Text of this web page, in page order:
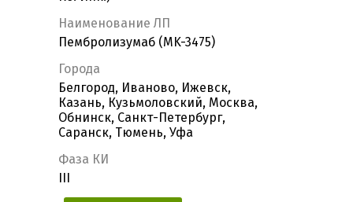
Наименование ЛП
Пембролизумаб (MK-3475)
Города
Белгород, Иваново, Ижевск,
Казань, Кузьмоловский, Москва,
Обнинск, Санкт-Петербург,
Саранск, Тюмень, Уфа
Фаза КИ